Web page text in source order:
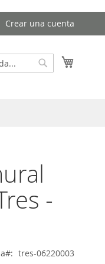
Crear una cuenta
-
tres-06220003